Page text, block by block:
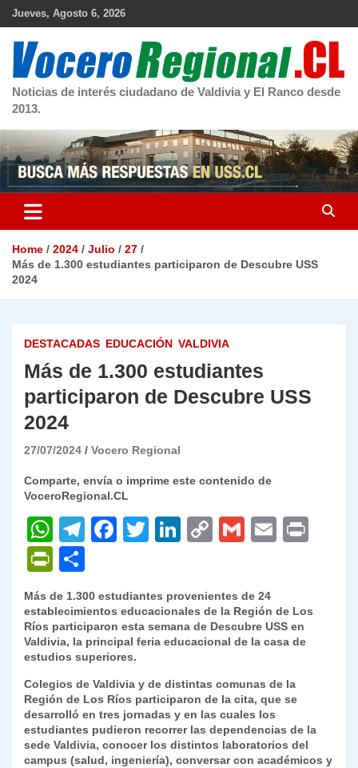
Skip
Jueves, Agosto 6, 2026
Noticias de interés ciudadano de Valdivia y El Ranco desde
2013.
Home 2024 Julio
27
Más de 1.300 estudiantes participaron de Descubre USS
2024
DESTACADAS EDUCACIÓN VALDIVIA
Más de 1.300 estudiantes
participaron de Descubre USS
2024
27/07/2024 Vocero Regional
Comparte, envía o imprime este contenido de
VoceroRegional.CL
W
h
at
s
A
p
p
T
gr
a
m
F
e
b
o
o
k
T
er
Li
e
dI
C
y
Li
k
G
l
E
l
P
ri
nt
Fr
ie
n
dl
y
o
m
p
ar
tir
Más de 1.300 estudiantes provenientes de 24
establecimientos educacionales de la Región de Los
Ríos participaron esta semana de Descubre USS en
Valdivia, la principal feria educacional de la casa de
estudios superiores.
Colegios de Valdivia y de distintas comunas de la
Región de Los Ríos participaron de la cita, que se
desarrolló en tres jornadas y en las cuales los
estudiantes pudieron recorrer las dependencias de la
sede Valdivia, conocer los distintos laboratorios del
campus (salud, ingeniería), conversar con académicos y